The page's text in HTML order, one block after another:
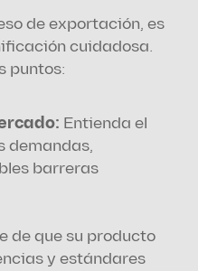
de exportación, es
cuidadosa.
puntos:
Entienda el
demandas,
barreras
de que su producto
y estándares